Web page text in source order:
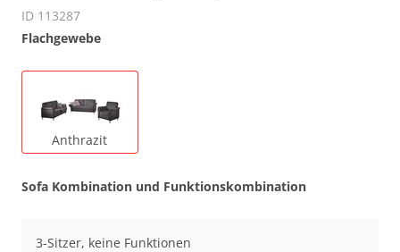
ID 113287
Flachgewebe
Anthrazit
Sofa Kombination und Funktionskombination
3-Sitzer, keine Funktionen